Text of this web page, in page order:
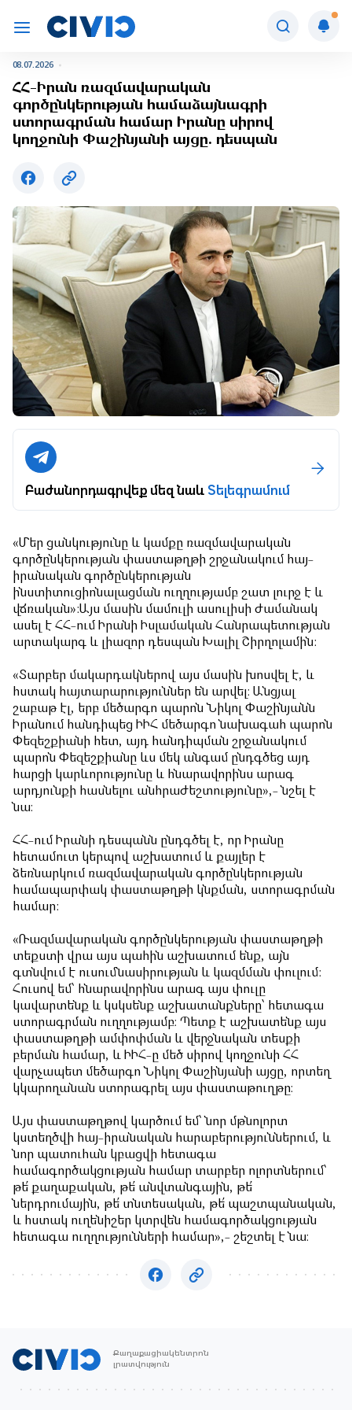
08.07.2026
ՀՀ-Իրան ռազմավարական
գործընկերության համաձայնագրի
ստորագրման համար Իրանը սիրով
կողջունի Փաշինյանի այցը. դեսպան
Բաժանորդագրվեք մեզ նաևՏելեգրամում
«Մեր ցանկությունը և կամքը ռազմավարական
գործընկերության փաստաթղթի շրջանակում հայ-
իրանական գործընկերության
ինստիտուցիոնալացման ուղղությամբ շատ լուրջ է և
վճռական»:Այս մասին մամուլի ասուլիսի ժամանակ
ասել է ՀՀ-ում Իրանի Իսլամական Հանրապետության
արտակարգ և լիազոր դեսպան Խալիլ Շիրղոլամին:
«Տարբեր մակարդակներով այս մասին խոսվել է, և
հստակ հայտարարություններ են արվել։ Անցյալ
շաբաթ էլ, երբ մեծարգո պարոն Նիկոլ Փաշինյանն
Իրանում հանդիպեց ԻԻՀ մեծարգո նախագահ պարոն
Փեզեշքիանի հետ, այդ հանդիպման շրջանակում
պարոն Փեզեշքիանը ևս մեկ անգամ ընդգծեց այդ
հարցի կարևորությունը և հնարավորինս արագ
արդյունքի հասնելու անհրաժեշտությունը»,- նշել է
նա։
ՀՀ-ում Իրանի դեսպանն ընդգծել է, որ Իրանը
հետամուտ կերպով աշխատում և քայլեր է
ձեռնարկում ռազմավարական գործընկերության
համապարփակ փաստաթղթի կնքման, ստորագրման
համար:
«Ռազմավարական գործընկերության փաստաթղթի
տեքստի վրա այս պահին աշխատում ենք, այն
գտնվում է ուսումնասիրության և կազմման փուլում:
Հուսով եմ՝ հնարավորինս արագ այս փուլը
կավարտենք և կսկսենք աշխատանքները՝ հետագա
ստորագրման ուղղությամբ։ Պետք է աշխատենք այս
փաստաթղթի ամփոփման և վերջնական տեսքի
բերման համար, և ԻԻՀ-ը մեծ սիրով կողջունի ՀՀ
վարչապետ մեծարգո Նիկոլ Փաշինյանի այցը, որտեղ
կկարողանան ստորագրել այս փաստաթուղթը։
Այս փաստաթղթով կարծում եմ՝ նոր մթնոլորտ
կստեղծվի հայ-իրանական հարաբերություններում, և
նոր պատուհան կբացվի հետագա
համագործակցության համար տարբեր ոլորտներում՝
թե՛ քաղաքական, թե՛ անվտանգային, թե՛
ներդրումային, թե՛ տնտեսական, թե՛ պաշտպանական,
և հստակ ուղենիշեր կտրվեն համագործակցության
հետագա ուղղությունների համար»,- շեշտել է նա։
Քաղաքացիակենտրոն
լրատվություն